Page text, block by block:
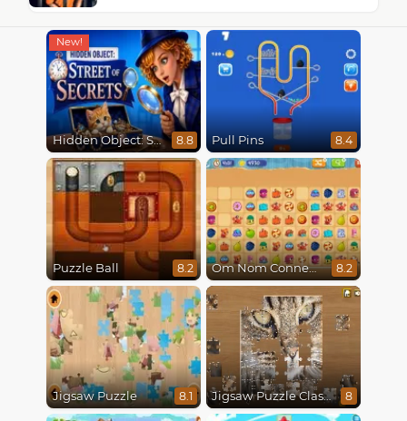
Hidden Object: Street Of Secrets 8.8 Pull Pins 8.4
Puzzle Ball 8.2 Om Nom Connect Classic 8.2
Jigsaw Puzzle 8.1 Jigsaw Puzzle Classic 8